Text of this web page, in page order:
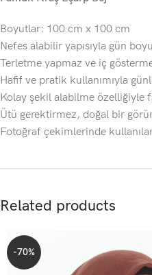
Boyutlar: 100 cm x 100 cm
Nefes alabilir yapısıyla gün
Terletme yapmaz ve iç
Hafif ve pratik kullanımıyla
Kolay şekil alabilme özelliğiyle
Ütü gerektirmez, doğal bir
Fotoğraf çekimlerinde
Related products
-70%